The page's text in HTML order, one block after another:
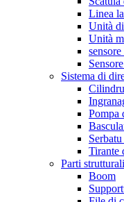
Linea
Unità
Unità
Sistema di
Pompa
Tirante
Parti
Boom